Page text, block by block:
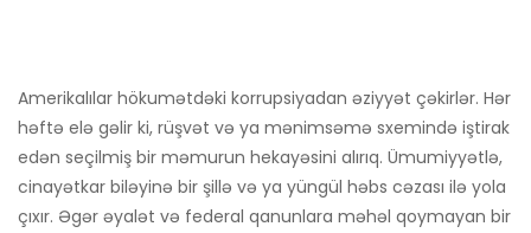
Amerikalılar hökumətdəki korrupsiyadan əziyyət çəkirlər. Hər
həftə elə gəlir ki, rüşvət və ya mənimsəmə sxemində iştirak
edən seçilmiş bir məmurun hekayəsini alırıq. Ümumiyyətlə,
cinayətkar biləyinə bir şillə və ya yüngül həbs cəzası ilə yola
çıxır. Əgər əyalət və federal qanunlara məhəl qoymayan bir